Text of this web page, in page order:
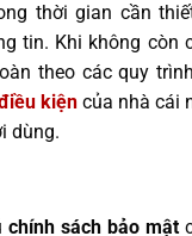
thời gian cần
tin. Khi không còn
theo các quy
kiệncủa nhà cái
dùng.
chính sách bảo mật